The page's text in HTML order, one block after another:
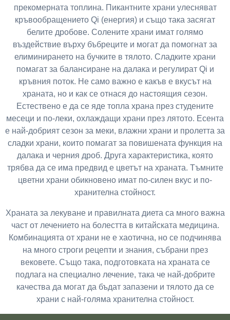
прекомерната топлина. Пикантните храни улесняват
кръвообращението Qi (енергия) и също така засягат
белите дробове. Солените храни имат голямо
въздействие върху бъбреците и могат да помогнат за
елиминирането на бучките в тялото. Сладките храни
помагат за балансиране на далака и регулират Qi и
кръвния поток. Не само важно е какъв е вкусът на
храната, но и как се отнася до настоящия сезон.
Естествено е да се яде топла храна през студените
месеци и по-леки, охлаждащи храни през лятото. Есента
е най-добрият сезон за меки, влажни храни и пролетта за
сладки храни, които помагат за повишената функция на
далака и черния дроб. Друга характеристика, която
трябва да се има предвид е цветът на храната. Тъмните
цветни храни обикновено имат по-силен вкус и по-
хранителна стойност.
Храната за лекуване и правилната диета са много важна
част от лечението на болестта в китайската медицина.
Комбинацията от храни не е хаотична, но се подчинява
на много строги рецепти и знания, събрани през
вековете. Също така, подготовката на храната се
подлага на специално лечение, така че най-добрите
качества да могат да бъдат запазени и тялото да се
храни с най-голяма хранителна стойност.